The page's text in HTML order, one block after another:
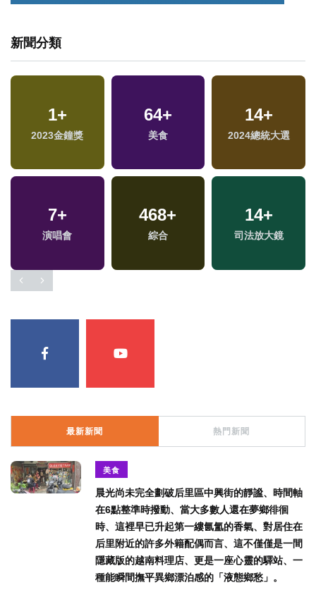
新聞分類
1+
2023金鐘獎
64+
美食
14+
2024總統大選
7+
演唱會
468+
綜合
14+
司法放大鏡
最新新聞 熱門新聞
美食
晨光尚未完全劃破后里區中興街的靜謐、時間軸
在6點整準時撥動、當大多數人還在夢鄉徘徊
時、這裡早已升起第一縷氤氳的香氣、對居住在
后里附近的許多外籍配偶而言、這不僅僅是一間
隱藏版的越南料理店、更是一座心靈的驛站、一
種能瞬間撫平異鄉漂泊感的「液態鄉愁」。